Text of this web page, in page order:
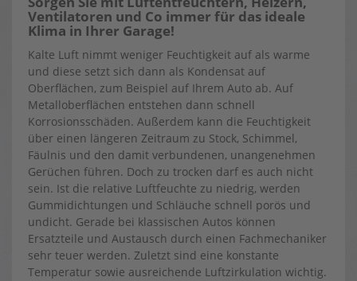
Ventilatoren und Co immer für das ideale
Klima in Ihrer Garage!
Kalte Luft nimmt weniger Feuchtigkeit auf als warme
und diese setzt sich dann als Kondensat auf
Oberflächen, zum Beispiel auf Ihrem Auto ab. Auf
Metalloberflächen entstehen dann schnell
Korrosionsschäden. Außerdem kann die Feuchtigkeit
über einen längeren Zeitraum zu Stock, Schimmel,
Fäulnis und den damit verbundenen, unangenehmen
Gerüchen führen. Doch zu trocken darf es auch nicht
sein. Ist die relative Luftfeuchte zu niedrig, werden
Gummidichtungen und Schläuche schnell porös und
undicht. Gerade bei klassischen Autos können
Ersatzteile und Austausch durch einen Fachmechaniker
sehr teuer werden. Zuletzt sind eine konstante
Temperatur sowie ausreichende Luftzirkulation wichtig.